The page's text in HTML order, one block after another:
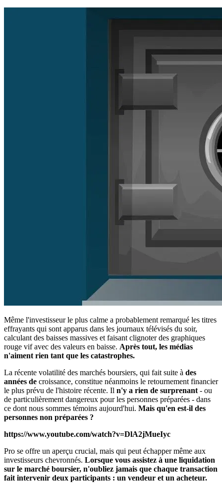
Même l'investisseur le plus calme a probablement remarqué les titres
effrayants qui sont apparus dans les journaux télévisés du soir,
calculant des baisses massives et faisant clignoter des graphiques
rouge vif avec des valeurs en baisse. Après tout, les médias
n'aiment rien tant que les catastrophes.
La récente volatilité des marchés boursiers, qui fait suite à des
années de croissance, constitue néanmoins le retournement financier
le plus prévu de l'histoire récente. Il n'y a rien de surprenant - ou
de particulièrement dangereux pour les personnes préparées - dans
ce dont nous sommes témoins aujourd'hui. Mais qu'en est-il des
personnes non préparées ?
https://www.youtube.com/watch?v=DlA2jMueIyc
Pro se offre un aperçu crucial, mais qui peut échapper même aux
investisseurs chevronnés. Lorsque vous assistez à une liquidation
sur le marché boursier, n'oubliez jamais que chaque transaction
fait intervenir deux participants : un vendeur et un acheteur.